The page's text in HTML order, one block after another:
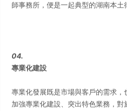
師事務所，便是一起典型的湖南本土
04.
專業化建設
專業化發展既是市場與客戶的需求，
加強專業化建設、突出特色業務，